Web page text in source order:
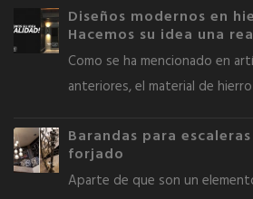
Diseños modernos en
Hacemos su idea una
Como se ha mencionado en
anteriores, el material de hierro
Barandas para
forjado
Aparte de que son un